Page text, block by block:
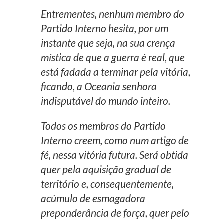
Entrementes, nenhum membro do
Partido Interno hesita, por um
instante que seja, na sua crença
mística de que a guerra é real, que
está fadada a terminar pela vitória,
ficando, a Oceania senhora
indisputável do mundo inteiro.
Todos os membros do Partido
Interno creem, como num artigo de
fé, nessa vitória futura. Será obtida
quer pela aquisição gradual de
território e, consequentemente,
acúmulo de esmagadora
preponderância de força, quer pelo